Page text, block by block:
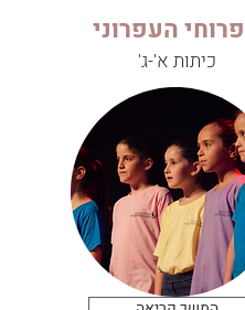
העפרוני
כיתות א'-ג'